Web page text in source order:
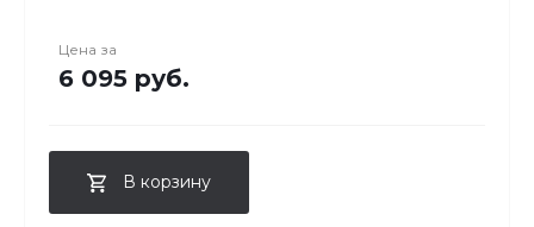
Цена за
6 095 руб.
В корзину